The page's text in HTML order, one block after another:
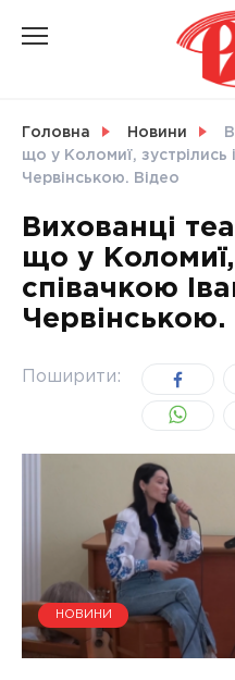
СВІТ
УКРАЇНА
Головна Новини
що у Коломиї, зустрілись
Червінською. Відео
Вихованці
що у Коломиї,
співачкою
Червінською.
Поширити:
НОВИНИ